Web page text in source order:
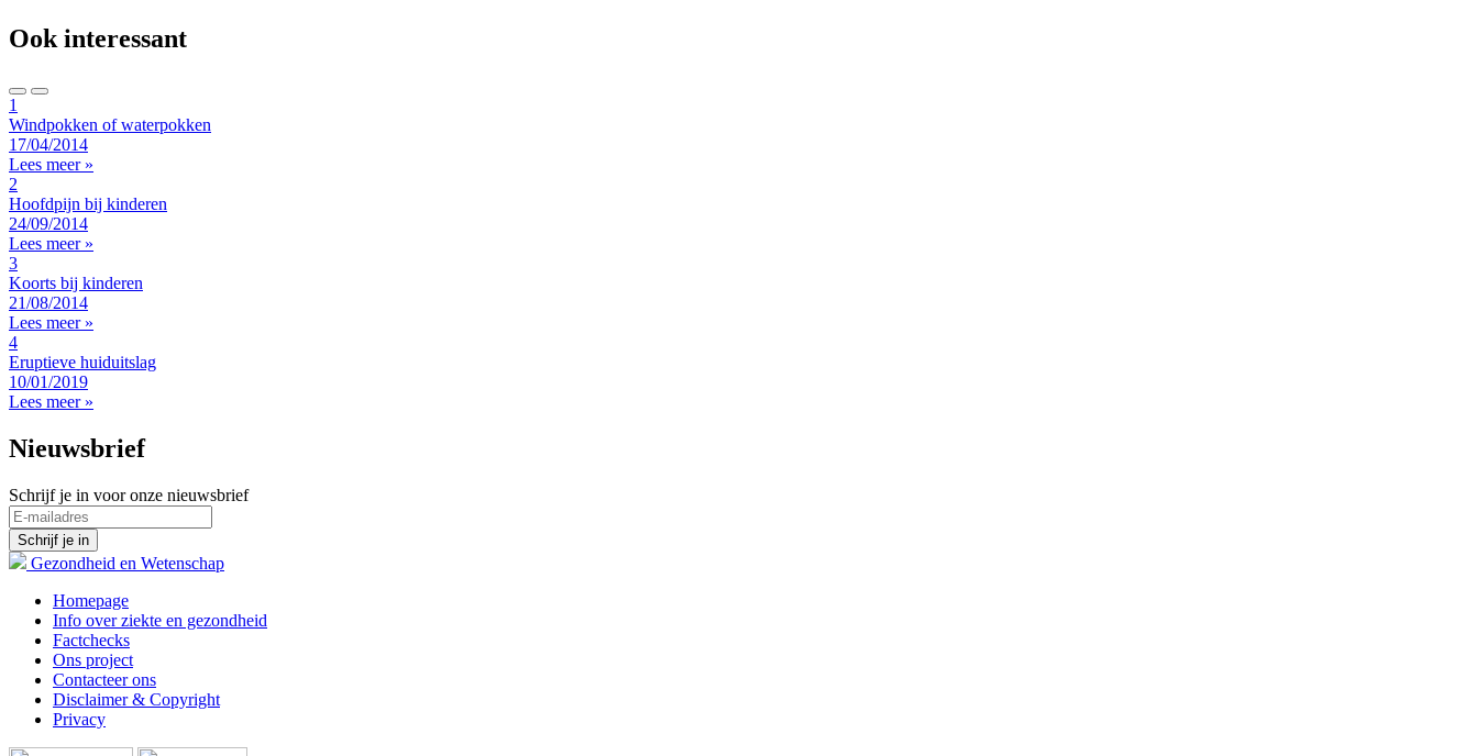
Ook interessant
1
Windpokken of waterpokken
17/04/2014
Lees meer »
2
Hoofdpijn bij kinderen
24/09/2014
Lees meer »
3
Koorts bij kinderen
21/08/2014
Lees meer »
4
Eruptieve huiduitslag
10/01/2019
Lees meer »
Nieuwsbrief
Schrijf je in voor onze nieuwsbrief
Gezondheid en Wetenschap
Homepage
Info over ziekte en gezondheid
Factchecks
Ons project
Contacteer ons
Disclaimer & Copyright
Privacy